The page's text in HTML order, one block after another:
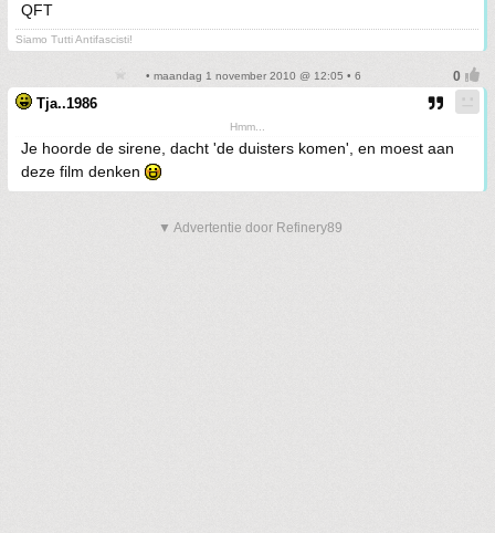
QFT
Siamo Tutti Antifascisti!
• maandag 1 november 2010 @ 12:05 • 6
Tja..1986
Hmm...
Je hoorde de sirene, dacht 'de duisters komen', en moest aan
deze film denken
▼ Advertentie door Refinery89